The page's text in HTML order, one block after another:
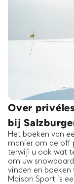
Over
bij
Het boeken van
manier om de off
terwijl u ook wat
om uw
vinden en boeken
Maison Sport is